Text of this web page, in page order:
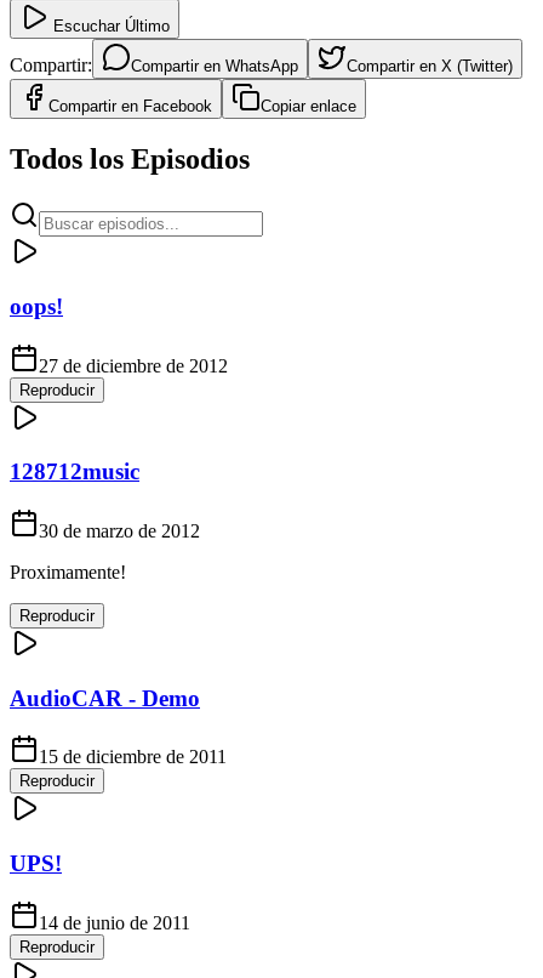
Escuchar Último
Compartir: Compartir en WhatsApp Compartir en X (Twitter)
Compartir en Facebook Copiar enlace
Todos los Episodios
oops!
27 de diciembre de 2012
Reproducir
128712music
30 de marzo de 2012
Proximamente!
Reproducir
AudioCAR - Demo
15 de diciembre de 2011
Reproducir
UPS!
14 de junio de 2011
Reproducir